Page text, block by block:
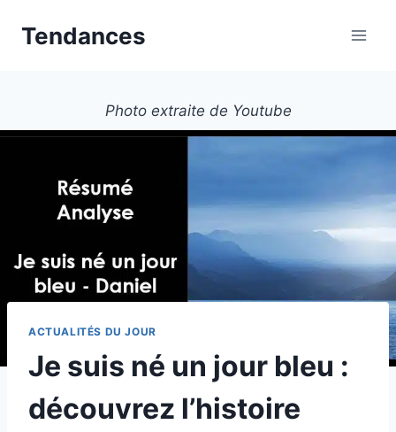
Tendances
Photo extraite de Youtube
ACTUALITÉS DU JOUR
Je suis né un jour bleu :
découvrez l’histoire